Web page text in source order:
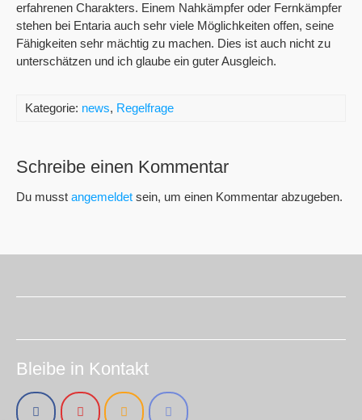
erfahrenen Charakters. Einem Nahkämpfer oder Fernkämpfer
stehen bei Entaria auch sehr viele Möglichkeiten offen, seine
Fähigkeiten sehr mächtig zu machen. Dies ist auch nicht zu
unterschätzen und ich glaube ein guter Ausgleich.
Kategorie: news, Regelfrage
Schreibe einen Kommentar
Du musst angemeldet sein, um einen Kommentar abzugeben.
Bleibe in Kontakt